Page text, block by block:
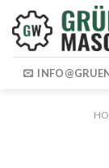
content